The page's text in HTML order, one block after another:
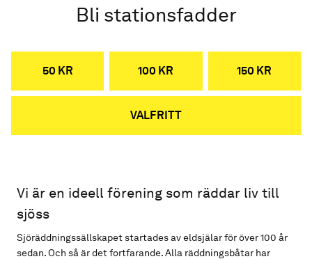
Bli stationsfadder
50 KR 100 KR 150 KR
VALFRITT
Vi är en ideell förening som räddar liv till
sjöss
Sjöräddningssällskapet startades av eldsjälar för över 100 år
sedan. Och så är det fortfarande. Alla räddningsbåtar har